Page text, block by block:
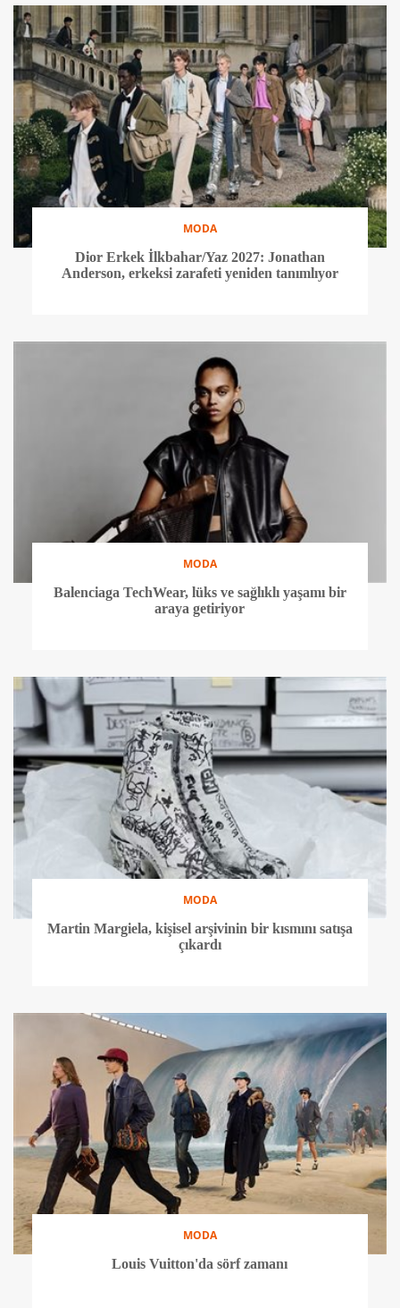
MODA
Dior Erkek İlkbahar/Yaz 2027: Jonathan
Anderson, erkeksi zarafeti yeniden tanımlıyor
MODA
Balenciaga TechWear, lüks ve sağlıklı yaşamı bir
araya getiriyor
MODA
Martin Margiela, kişisel arşivinin bir kısmını satışa
çıkardı
MODA
Louis Vuitton'da sörf zamanı